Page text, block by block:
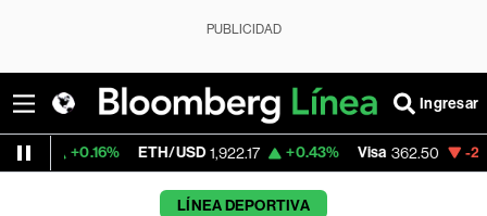
PUBLICIDAD
Ingresar
ETH/USD 1,922.17 +0.43% Visa 362.50 -2.15%
LÍNEA DEPORTIVA